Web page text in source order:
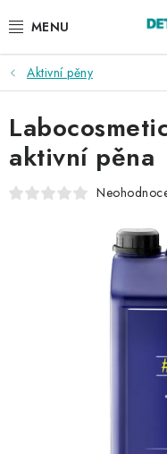
na
AKCE
NOVINKY
EXTERIÉR
PŘÍSLUŠENSTVÍ
DÁRKOVÉ SADY A
Aktivní pěny
aktivní pěna